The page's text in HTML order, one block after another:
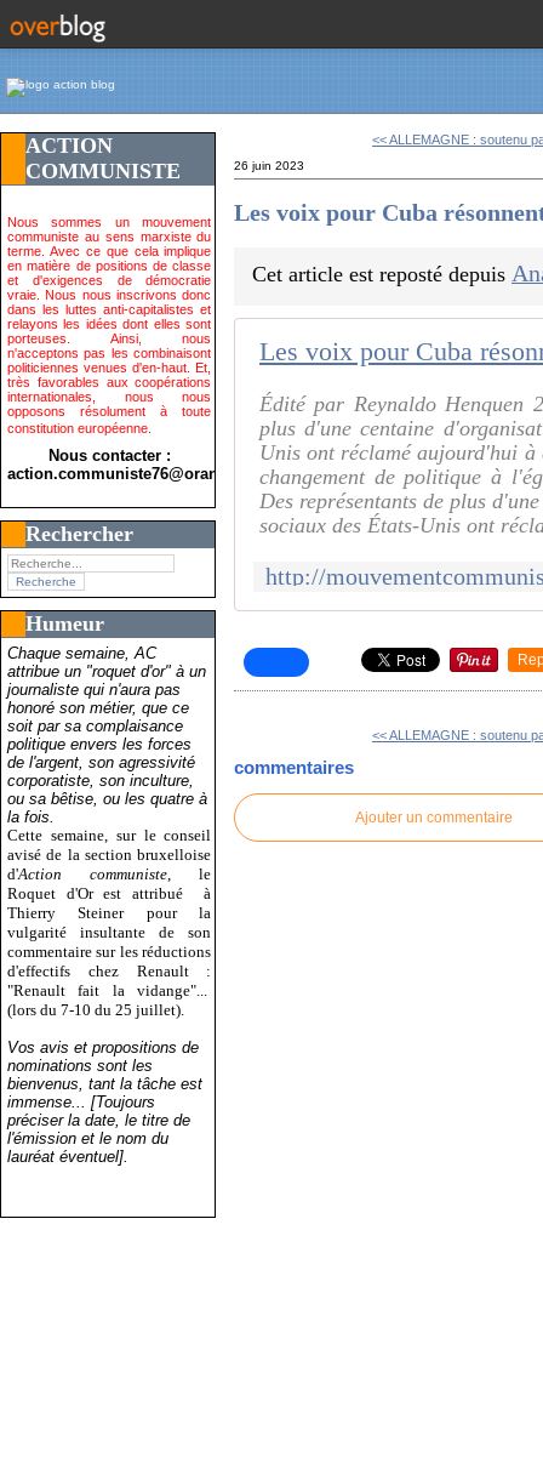
ACTION
COMMUNISTE
Nous sommes un mouvement
communiste au sens marxiste du
terme. Avec ce que cela implique
en matière de positions de classe
et d'exigences de démocratie
vraie. Nous nous inscrivons donc
dans les luttes anti-capitalistes et
relayons les idées dont elles sont
porteuses. Ainsi, nous
n'acceptons pas les combinaisont
politiciennes venues d'en-haut. Et,
très favorables aux coopérations
internationales, nous nous
opposons résolument à toute
constitution européenne.
Nous contacter :
action.communiste76@orange.fr>
Rechercher
Humeur
Chaque semaine, AC
attribue un "roquet d'or" à un
journaliste qui n'aura pas
honoré son métier, que ce
soit par sa complaisance
politique envers les forces
de l'argent, son agressivité
corporatiste, son inculture,
ou sa bêtise, ou les quatre à
la fois.
Cette semaine, sur le conseil
avisé de la section bruxelloise
d'Action communiste , le
Roquet d'Or est attribué
à
Thierry Steiner pour la
vulgarité insultante de son
commentaire sur les réductions
d'effectifs chez Renault :
"Renault fait la vidange"...
(lors du 7-10 du 25 juillet).
Vos avis et propositions de
nominations sont les
bienvenus, tant la tâche est
immense... [Toujours
préciser la date, le titre de
l'émission et le nom du
lauréat éventuel].
<< ALLEMAGNE : soutenu
26 juin 2023
Les voix pour Cuba
Cet article est reposté depuis
Les voix pour Cuba
Édité par Reynaldo Henquen
plus d'une centaine
Unis ont réclamé aujourd'hui
changement de politique à
Des représentants de plus
sociaux des États-Unis ont
<< ALLEMAGNE : soutenu
commentaires
Ajouter un commentaire